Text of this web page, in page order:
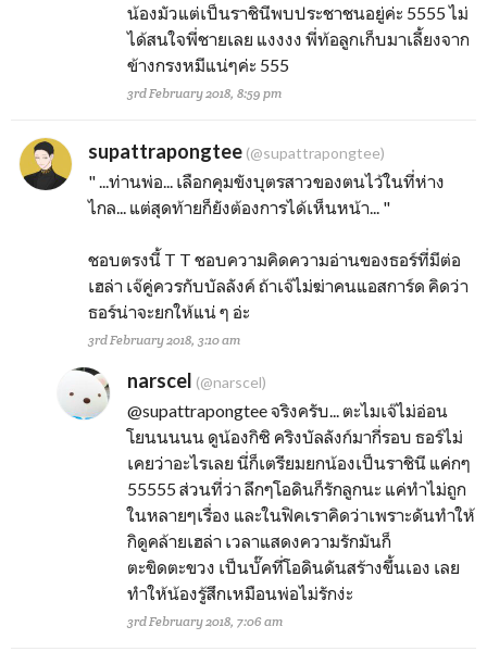
น้องมัวแต่เป็นราชินีพบประชาชนอยู่ค่ะ 5555 ไม่
ได้สนใจพี่ชายเลย แงงงง พี่ท้อลูกเก็บมาเลี้ยงจาก
ข้างกรงหมีแน่ๆค่ะ 555
3rd February 2018, 8:59 pm
supattrapongtee (@supattrapongtee)
" ...ท่านพ่อ... เลือกคุมขังบุตรสาวของตนไว้ในที่ห่าง
ไกล... แต่สุดท้ายก็ยังต้องการได้เห็นหน้า... "
ชอบตรงนี้ T T ชอบความคิดความอ่านของธอร์ที่มีต่อ
เฮล่า เจ๊คู่ควรกับบัลลังค์ ถ้าเจ๊ไม่ฆ่าคนแอสการ์ด คิดว่า
ธอร์น่าจะยกให้แน่ ๆ อ่ะ
3rd February 2018, 3:10 am
narscel (@narscel)
@supattrapongteeจริงครับ... ตะไมเจ๊ไม่อ่อน
โยนนนนน ดูน้องกิซิ คริงบัลลังก์มากี่รอบ ธอร์ไม่
เคยว่าอะไรเลย นี่ก็เตรียมยกน้องเป็นราชินี แค่กๆ
55555 ส่วนที่ว่า ลึกๆโอดินก็รักลูกนะ แค่ทำไม่ถูก
ในหลายๆเรื่อง และในฟิคเราคิดว่าเพราะดันทำให้
กิดูคล้ายเฮล่า เวลาแสดงความรักมันก็
ตะขิดตะขวง เป็นบั๊คที่โอดินดันสร้างขึ้นเอง เลย
ทำให้น้องรู้สึกเหมือนพ่อไม่รักง่ะ
3rd February 2018, 7:06 am